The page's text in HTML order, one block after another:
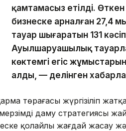
қамтамасыз етілді.
бизнеске арналған 27,4
тауар шығаратын 131
Ауылшаруашылық
көктемгі егіс
алды, — делінген
төрағасы жүргізіліп
даму стратегиясы
қолайлы жағдай жасау